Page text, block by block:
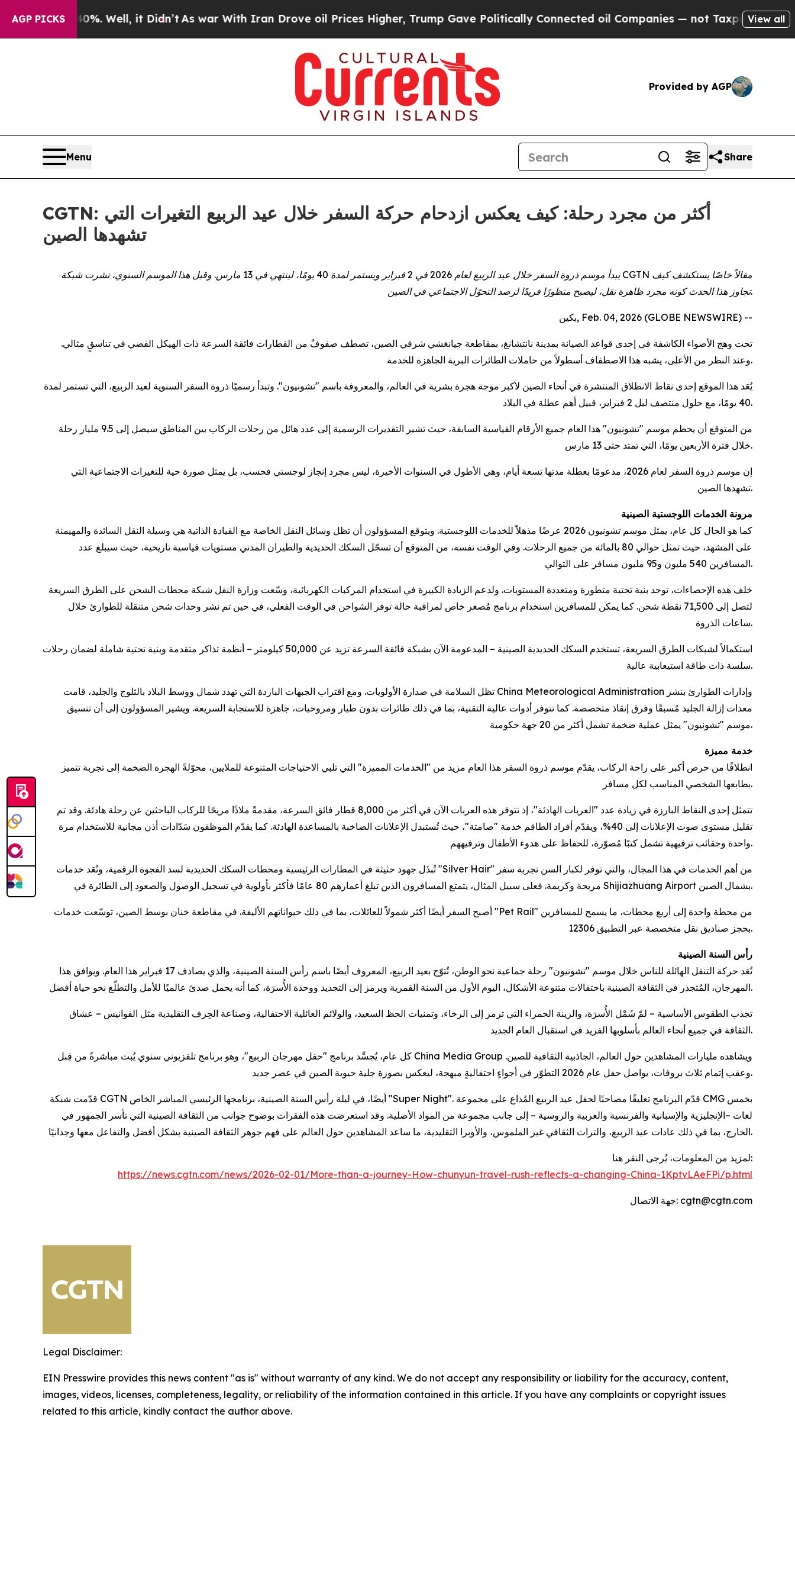
AGP PICKS
40%. Well, it Didn’tAs war With Iran Drove oil Prices Higher, Trump Gave Politically Connected oil Companies — not Taxpayers — theView all
Provided by AGP
Menu Share
CGTN: أكثر من مجرد رحلة: كيف يعكس ازدحام حركة السفر خلال عيد الربيع التغيرات التي
تشهدها الصين
يبدأ موسم ذروة السفر خلال عيد الربيع لعام 2026 في 2 فبراير ويستمر لمدة 40 يومًا، لينتهي في 13 مارس. وقبل هذا الموسم السنوي، نشرت شبكة CGTN مقالاً خاصًا يستكشف كيف
تجاوز هذا الحدث كونه مجرد ظاهرة نقل، ليصبح منظورًا فريدًا لرصد التحوّل الاجتماعي في الصين.
بكين, Feb. 04, 2026 (GLOBE NEWSWIRE) --
تحت وهج الأضواء الكاشفة في إحدى قواعد الصيانة بمدينة نانتشانغ، بمقاطعة جيانغشي شرقي الصين، تصطف صفوفٌ من القطارات فائقة السرعة ذات الهيكل الفضي في تناسقٍ مثالي.
وعند النظر من الأعلى، يشبه هذا الاصطفاف أسطولاً من حاملات الطائرات البرية الجاهزة للخدمة.
يُعَد هذا الموقع إحدى نقاط الانطلاق المنتشرة في أنحاء الصين لأكبر موجة هجرة بشرية في العالم، والمعروفة باسم "تشونيون". وتبدأ رسميًا ذروة السفر السنوية لعيد الربيع، التي تستمر لمدة
40 يومًا، مع حلول منتصف ليل 2 فبراير، قبيل أهم عطلة في البلاد.
من المتوقع أن يحطم موسم "تشونيون" هذا العام جميع الأرقام القياسية السابقة، حيث تشير التقديرات الرسمية إلى عدد هائل من رحلات الركاب بين المناطق سيصل إلى 9.5 مليار رحلة
خلال فترة الأربعين يومًا، التي تمتد حتى 13 مارس.
إن موسم ذروة السفر لعام 2026، مدعومًا بعطلة مدتها تسعة أيام، وهي الأطول في السنوات الأخيرة، ليس مجرد إنجاز لوجستي فحسب، بل يمثل صورة حية للتغيرات الاجتماعية التي
تشهدها الصين.
مرونة الخدمات اللوجستية الصينية
كما هو الحال كل عام، يمثل موسم تشونيون 2026 عرضًا مذهلاً للخدمات اللوجستية. ويتوقع المسؤولون أن تظل وسائل النقل الخاصة مع القيادة الذاتية هي وسيلة النقل السائدة والمهيمنة
على المشهد، حيث تمثل حوالي 80 بالمائة من جميع الرحلات. وفي الوقت نفسه، من المتوقع أن تسجّل السكك الحديدية والطيران المدني مستويات قياسية تاريخية، حيث سيبلغ عدد
المسافرين 540 مليون و95 مليون مسافر على التوالي.
خلف هذه الإحصاءات، توجد بنية تحتية متطورة ومتعددة المستويات. ولدعم الزيادة الكبيرة في استخدام المركبات الكهربائية، وسّعت وزارة النقل شبكة محطات الشحن على الطرق السريعة
لتصل إلى 71,500 نقطة شحن. كما يمكن للمسافرين استخدام برنامج مُصغر خاص لمراقبة حالة توفر الشواحن في الوقت الفعلي، في حين تم نشر وحدات شحن متنقلة للطوارئ خلال
ساعات الذروة.
استكمالاً لشبكات الطرق السريعة، تستخدم السكك الحديدية الصينية – المدعومة الآن بشبكة فائقة السرعة تزيد عن 50,000 كيلومتر – أنظمة تذاكر متقدمة وبنية تحتية شاملة لضمان رحلات
سلسة ذات طاقة استيعابية عالية.
تظل السلامة في صدارة الأولويات. ومع اقتراب الجبهات الباردة التي تهدد شمال ووسط البلاد بالثلوج والجليد، قامت China Meteorological Administration وإدارات الطوارئ بنشر
معدات إزالة الجليد مُسبقًا وفرق إنقاذ متخصصة. كما تتوفر أدوات عالية التقنية، بما في ذلك طائرات بدون طيار ومروحيات، جاهزة للاستجابة السريعة. ويشير المسؤولون إلى أن تنسيق
موسم "تشونيون" يمثل عملية ضخمة تشمل أكثر من 20 جهة حكومية.
خدمة مميزة
انطلاقًا من حرص أكبر على راحة الركاب، يقدّم موسم ذروة السفر هذا العام مزيد من "الخدمات المميزة" التي تلبي الاحتياجات المتنوعة للملايين، محوّلةً الهجرة الضخمة إلى تجربة تتميز
بطابعها الشخصي المناسب لكل مسافر.
تتمثل إحدى النقاط البارزة في زيادة عدد "العربات الهادئة"، إذ تتوفر هذه العربات الآن في أكثر من 8,000 قطار فائق السرعة، مقدمةً ملاذًا مريحًا للركاب الباحثين عن رحلة هادئة. وقد تم
تقليل مستوى صوت الإعلانات إلى 40%، ويقدّم أفراد الطاقم خدمة "صامتة"، حيث تُستبدل الإعلانات الصاخبة بالمساعدة الهادئة. كما يقدّم الموظفون سَدّادات أذن مجانية للاستخدام مرة
واحدة وحقائب ترفيهية تشمل كتبًا مُصوّرة، للحفاظ على هدوء الأطفال وترفيههم.
تُبذَل جهود حثيثة في المطارات الرئيسية ومحطات السكك الحديدية لسد الفجوة الرقمية، وتُعَد خدمات "Silver Hair" من أهم الخدمات في هذا المجال، والتي توفر لكبار السن تجربة سفر
مريحة وكريمة. فعلى سبيل المثال، يتمتع المسافرون الذين تبلغ أعمارهم 80 عامًا فأكثر بأولوية في تسجيل الوصول والصعود إلى الطائرة في Shijiazhuang Airport بشمال الصين.
أصبح السفر أيضًا أكثر شمولاً للعائلات، بما في ذلك حيواناتهم الأليفة. في مقاطعة خنان بوسط الصين، توسّعت خدمات "Pet Rail" من محطة واحدة إلى أربع محطات، ما يسمح للمسافرين
بحجز صناديق نقل متخصصة عبر التطبيق 12306.
رأس السنة الصينية
تُعَد حركة التنقل الهائلة للناس خلال موسم "تشونيون" رحلة جماعية نحو الوطن، تُتوّج بعيد الربيع، المعروف أيضًا باسم رأس السنة الصينية، والذي يصادف 17 فبراير هذا العام. ويوافق هذا
المهرجان، المُتجذر في الثقافة الصينية باحتفالات متنوعة الأشكال، اليوم الأول من السنة القمرية ويرمز إلى التجديد ووحدة الأُسرَة، كما أنه يحمل صدىً عالميًا للأمل والتطلّع نحو حياة أفضل.
تجذب الطقوس الأساسية – لمّ شَمْل الأُسرَة، والزينة الحمراء التي ترمز إلى الرخاء، وتمنيات الحظ السعيد، والولائم العائلية الاحتفالية، وصناعة الحِرف التقليدية مثل الفوانيس – عشاق
الثقافة في جميع أنحاء العالم بأسلوبها الفريد في استقبال العام الجديد.
كل عام، يُجسِّد برنامج "حفل مهرجان الربيع"، وهو برنامج تلفزيوني سنوي يُبث مباشرةً من قِبل China Media Group ويشاهده مليارات المشاهدين حول العالم، الجاذبية الثقافية للصين.
وعقب إتمام ثلاث بروفات، يواصل حفل عام 2026 التطوّر في أجواءٍ احتفاليةٍ مبهجة، ليعكس بصورة جلية حيوية الصين في عصر جديد.
قدّمت شبكة CGTN أيضًا، في ليلة رأس السنة الصينية، برنامجها الرئيسي المباشر الخاص "Super Night". قدّم البرنامج تعليقًا مصاحبًا لحفل عيد الربيع المُذاع على مجموعة CMG بخمس
لغات –الإنجليزية والإسبانية والفرنسية والعربية والروسية – إلى جانب مجموعة من المواد الأصلية. وقد استعرضت هذه الفقرات بوضوح جوانب من الثقافة الصينية التي تأسر الجمهور في
الخارج، بما في ذلك عادات عيد الربيع، والتراث الثقافي غير الملموس، والأوبرا التقليدية، ما ساعد المشاهدين حول العالم على فهم جوهر الثقافة الصينية بشكل أفضل والتفاعل معها وجدانيًا.
لمزيد من المعلومات، يُرجى النقر هنا:
https://news.cgtn.com/news/2026-02-01/More-than-a-journey-How-chunyun-travel-rush-reflects-a-changing-China-1KptvLAeFPi/p.html
جهة الاتصال: cgtn@cgtn.com
Legal Disclaimer:
EIN Presswire provides this news content "as is" without warranty of any kind. We do not accept any responsibility or liability for the accuracy, content,
images, videos, licenses, completeness, legality, or reliability of the information contained in this article. If you have any complaints or copyright issues
related to this article, kindly contact the author above.